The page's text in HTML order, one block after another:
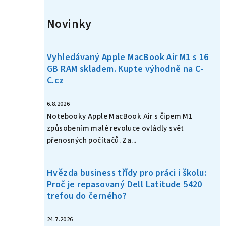
Novinky
Vyhledávaný Apple MacBook Air M1 s 16
GB RAM skladem. Kupte výhodně na C-
C.cz
6.8.2026
Notebooky Apple MacBook Air s čipem M1
způsobením malé revoluce ovládly svět
přenosných počítačů. Za...
Hvězda business třídy pro práci i školu:
Proč je repasovaný Dell Latitude 5420
trefou do černého?
24.7.2026